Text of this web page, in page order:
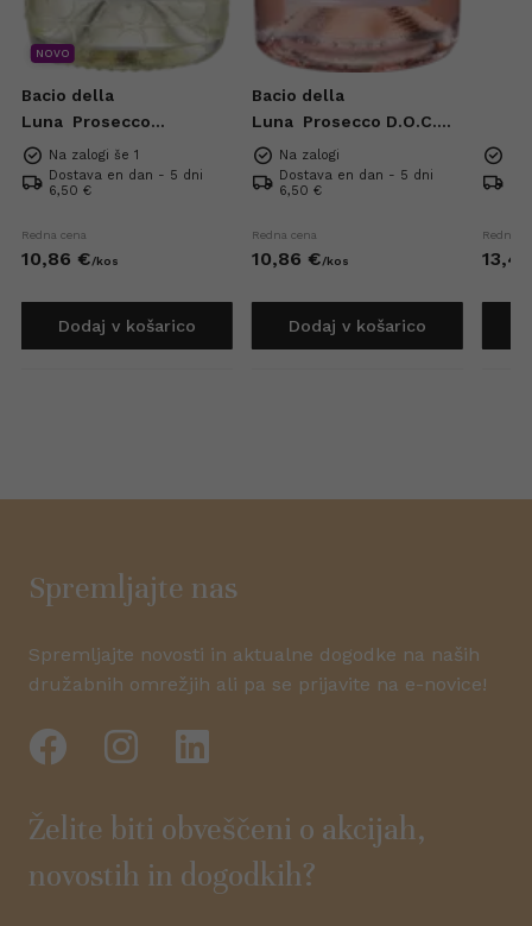
NOVO
Bacio della
Luna Prosecco
Superiore DOCG Extra
Brut 0,75l
Na zalogi še 1
Dostava en dan - 5 dni
6,50 €
Redna cena
10,86 €/kos
Dodaj v košarico
Bacio della
Luna Prosecco D.O.C.
Rose Extra Dry 0,75l
Na zalogi
Dostava en dan - 5 dni
6,50 €
Redna cena
10,86 €/kos
Dodaj v košarico
Redna
13,42
Spremljajte nas
Spremljajte novosti in aktualne dogodke na naših
družabnih omrežjih ali pa se prijavite na e-novice!
Želite biti obveščeni o akcijah,
novostih in dogodkih?